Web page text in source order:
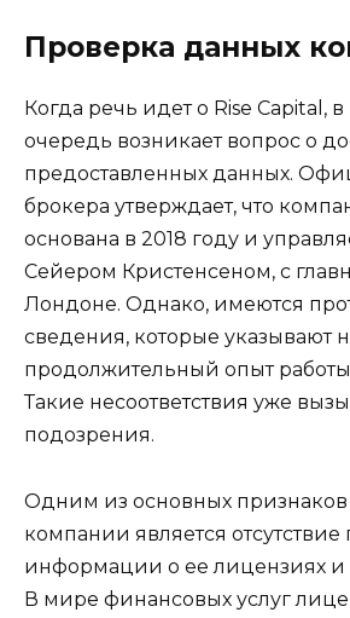
Проверка данных
Когда речь идет о Rise Capital,
очередь возникает вопрос о
предоставленных данных.
брокера утверждает, что
основана в 2018 году и
Сейером Кристенсеном, с
Лондоне. Однако, имеются
сведения, которые указывают
продолжительный опыт работы
Такие несоответствия уже
подозрения.
Одним из основных
компании является отсутствие
информации о ее лицензиях и
В мире финансовых услуг